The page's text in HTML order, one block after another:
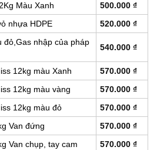
Màu Xanh
500.000 ₫
nhựa HDPE
520.000 ₫
đỏ,Gas nhập của pháp
540.000 ₫
12kg màu Xanh 570.000 ₫
12kg màu vàng
570.000 ₫
12kg màu đỏ
570.000 ₫
Van đứng
570.000 ₫
Van chụp, tay cam
570.000 ₫